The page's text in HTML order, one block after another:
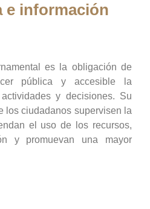
e información
es la obligación de
pública y accesible la
y decisiones. Su
los ciudadanos supervisen la
el uso de los recursos,
y promuevan una mayor